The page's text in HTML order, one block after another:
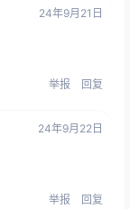
24年9月21日
举报 回复
24年9月22日
举报 回复